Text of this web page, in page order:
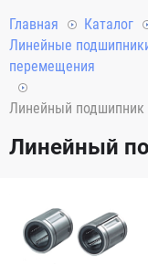
Главная Каталог
Линейные
перемещения
Линейный подшипник
Линейный